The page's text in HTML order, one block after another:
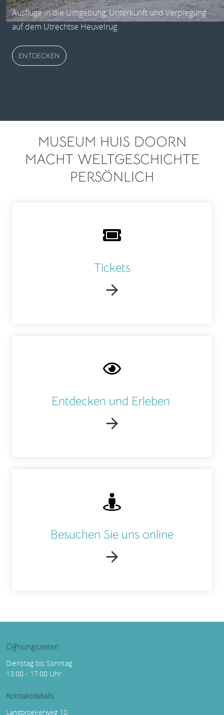
Ausflüge in die Umgebung, Unterkunft und Verplegung
auf dem Utrechtse Heuvelrug.
ENTDECKEN
MUSEUM HUIS DOORN
MACHT WELTGESCHICHTE
PERSÖNLICH
Tickets
Entdecken und Erleben
Besuchen Sie uns online
Öffnungszeiten
Dienstag bis Sonntag
13.00 - 17.00 Uhr
Kontaktdetails
Langbroekerweg 10